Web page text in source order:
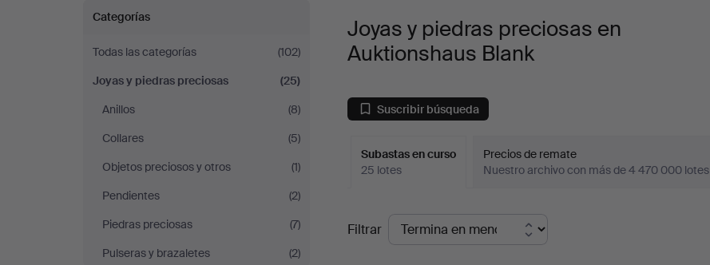
Joyas
y
piedras
preciosas
en
Auktionshaus
Blank
Categorías
Todas las categorías
(102)
Joyas y piedras preciosas
(25)
Anillos
(8)
Collares
(5)
Objetos preciosos y otros
(1)
Pendientes
(2)
Piedras preciosas
(7)
Pulseras y brazaletes
(2)
Joyas y piedras preciosas en
Auktionshaus Blank
Suscribir búsqueda
Subastas en curso
25 lotes
Precios de remate
Nuestro archivo con más de 4 470 000 lotes
Subastas
en
Filtrar